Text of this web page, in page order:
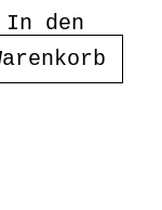
In den